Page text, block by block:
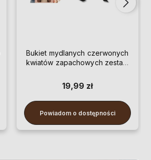
Bukiet mydlanych czerwonych
kwiatów zapachowych zestaw
19,99 zł
Powiadom o dostępności